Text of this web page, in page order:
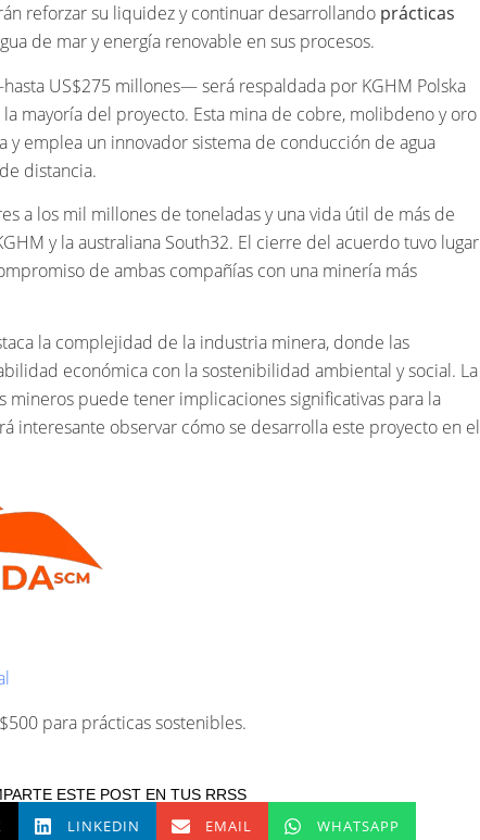
reforzar su liquidez y continuar desarrollando prácticas
de mar y energía renovable en sus procesos.
US$275 millones— será respaldada por KGHM Polska
mayoría del proyecto. Esta mina de cobre, molibdeno y oro
y emplea un innovador sistema de conducción de agua
distancia.
a los mil millones de toneladas y una vida útil de más de
y la australiana South32. El cierre del acuerdo tuvo lugar
de ambas compañías con una minería más
la complejidad de la industria minera, donde las
económica con la sostenibilidad ambiental y social. La
puede tener implicaciones significativas para la
interesante observar cómo se desarrolla este proyecto en el
para prácticas sostenibles.
ESTE POST EN TUS RRSS
LINKEDIN EMAIL WHATSAPP